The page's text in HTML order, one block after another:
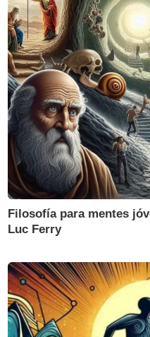
Filosofía para mentes
Luc Ferry